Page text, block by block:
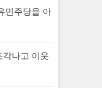
민주당을 아
나고 이웃